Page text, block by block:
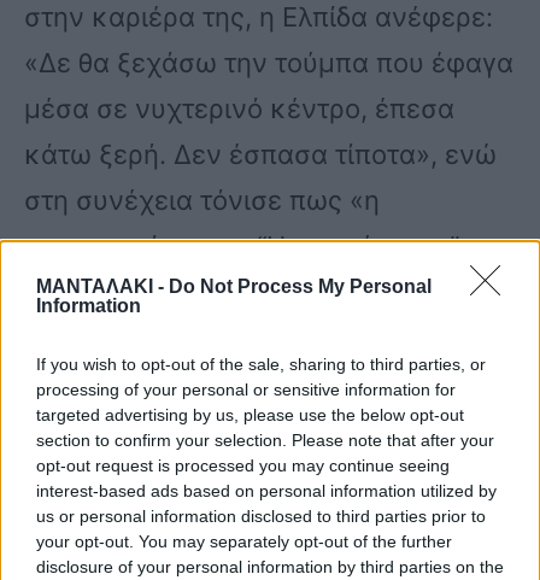
ΜΑΝΤΑΛΑΚΙ - Do Not Process My Personal
Information
If you wish to opt-out of the sale, sharing to third parties, or
processing of your personal or sensitive information for
targeted advertising by us, please use the below opt-out
section to confirm your selection. Please note that after your
opt-out request is processed you may continue seeing
interest-based ads based on personal information utilized by
us or personal information disclosed to third parties prior to
your opt-out. You may separately opt-out of the further
disclosure of your personal information by third parties on the
στην καριέρα της, η Ελπίδα ανέφερε:
«Δε θα ξεχάσω την τούμπα που έφαγα
μέσα σε νυχτερινό κέντρο, έπεσα
κάτω ξερή. Δεν έσπασα τίποτα», ενώ
στη συνέχεια τόνισε πως «η
συνεργασία με τα “Ημισκούμπρια” για
το ‘Ντισκοτέκ’ ήταν πρόταση από τους
Κλείνοντας, η Ελπίδα είπε για την
προσωπική της ζωή: «Δε ζήλευα
καθόλου τον άντρα μου, ούτε εκείνος
εμένα. Η απώλειά του ήταν δύσκολη